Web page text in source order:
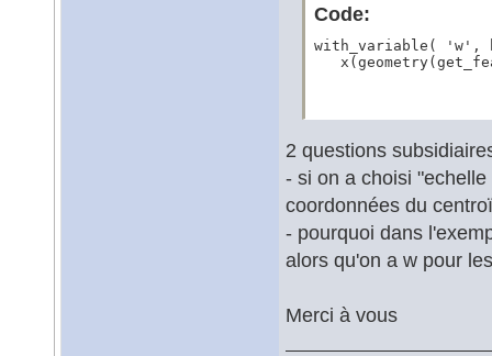
Code:
with_variable( 'w',
2 questions
- si on a choisi
coordonnées du
- pourquoi dans
alors qu'on a w pour
Merci à vous